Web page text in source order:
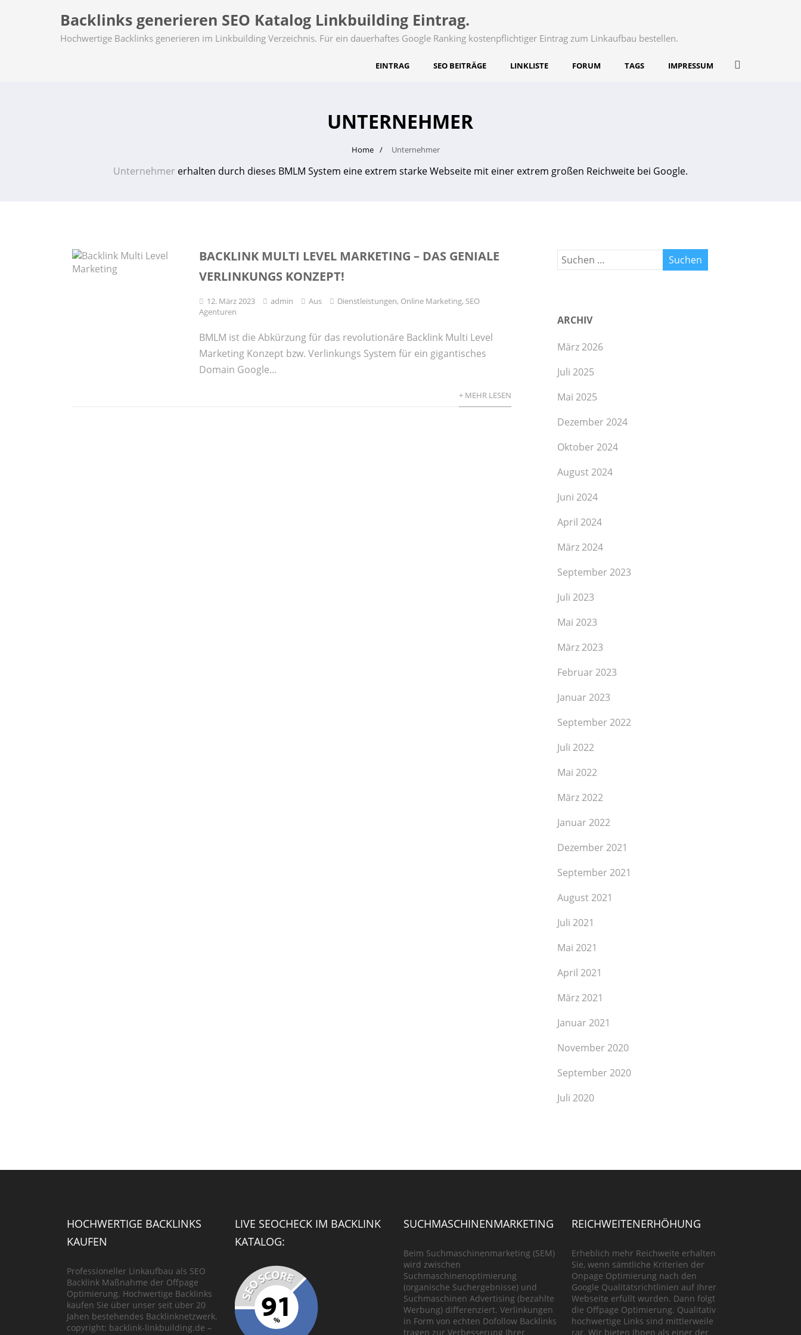
Backlinks generieren SEO Katalog Linkbuilding Eintrag.
Hochwertige Backlinks generieren im Linkbuilding Verzeichnis. Für ein dauerhaftes Google Ranking kostenpflichtiger Eintrag zum Linkaufbau bestellen.
EINTRAG SEO BEITRÄGE LINKLISTE FORUM TAGS IMPRESSUM
UNTERNEHMER
Home Unternehmer
Unternehmer erhalten durch dieses BMLM System eine extrem starke Webseite mit einer extrem großen Reichweite bei Google.
BACKLINK MULTI LEVEL MARKETING – DAS GENIALE
VERLINKUNGS KONZEPT!
12. März 2023 admin Aus Dienstleistungen, Online Marketing, SEO
Agenturen
BMLM ist die Abkürzung für das revolutionäre Backlink Multi Level
Marketing Konzept bzw. Verlinkungs System für ein gigantisches
Domain Google...
+ MEHR LESEN
ARCHIV
März 2026
Juli 2025
Mai 2025
Dezember 2024
Oktober 2024
August 2024
Juni 2024
April 2024
März 2024
September 2023
Juli 2023
Mai 2023
März 2023
Februar 2023
Januar 2023
September 2022
Juli 2022
Mai 2022
März 2022
Januar 2022
Dezember 2021
September 2021
August 2021
Juli 2021
Mai 2021
April 2021
März 2021
Januar 2021
November 2020
September 2020
Juli 2020
HOCHWERTIGE BACKLINKS
KAUFEN
Professioneller Linkaufbau als SEO
Backlink Maßnahme der Offpage
Optimierung. Hochwertige Backlinks
kaufen Sie über unser seit über 20
Jahen bestehendes Backlinknetzwerk.
copyright: backlink-linkbuilding.de –
LIVE SEOCHECK IM BACKLINK
KATALOG:
SUCHMASCHINENMARKETING
Beim Suchmaschinenmarketing (SEM)
wird zwischen
Suchmaschinenoptimierung
(organische Suchergebnisse) und
Suchmaschinen Advertising (bezahlte
Werbung) differenziert. Verlinkungen
in Form von echten Dofollow Backlinks
tragen zur Verbesserung Ihrer
REICHWEITENERHÖHUNG
Erheblich mehr Reichweite erhalten
Sie, wenn sämtliche Kriterien der
Onpage Optimierung nach den
Google Qualitätsrichtlinien auf Ihrer
Webseite erfüllt wurden. Dann folgt
die Offpage Optimierung. Qualitativ
hochwertige Links sind mittlerweile
rar. Wir bieten Ihnen als einer der